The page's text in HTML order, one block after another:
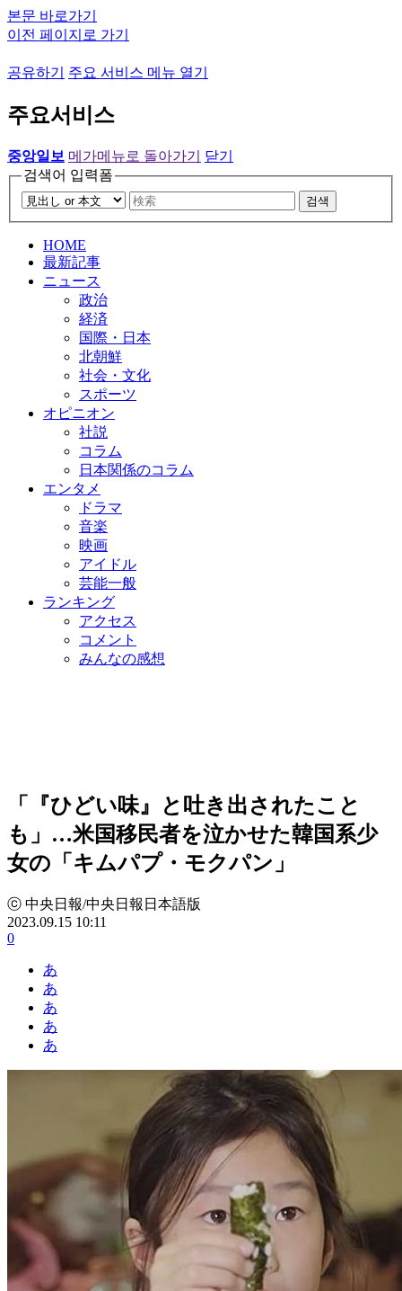
본문 바로가기
이전 페이지로 가기
공유하기 주요 서비스 메뉴 열기
주요서비스
중앙일보 메가메뉴로 돌아가기
닫기
검색어 입력폼
검색
HOME
最新記事
ニュース
政治
経済
国際・日本
北朝鮮
社会・文化
スポーツ
オピニオン
社説
コラム
日本関係のコラム
エンタメ
ドラマ
音楽
映画
アイドル
芸能一般
ランキング
アクセス
コメント
みんなの感想
「『ひどい味』と吐き出されたこと
も」…米国移民者を泣かせた韓国系少
女の「キムパプ・モクパン」
ⓒ 中央日報/中央日報日本語版
2023.09.15 10:11
0
あ
あ
あ
あ
あ